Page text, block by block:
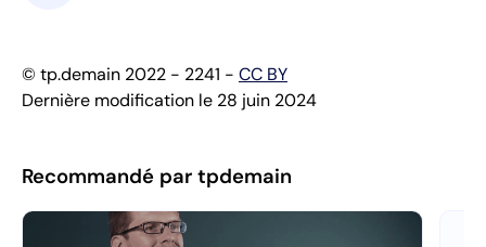
© tp.demain 2022 - 2241 - CC BY
Dernière modification le 28 juin 2024
Recommandé par tpdemain